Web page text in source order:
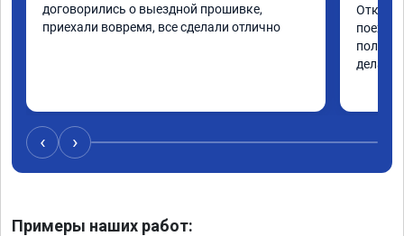
договорились о выездной прошивке,
приехали вовремя, все сделали отлично
полет
дела.
‹ ›
Примеры наших работ: